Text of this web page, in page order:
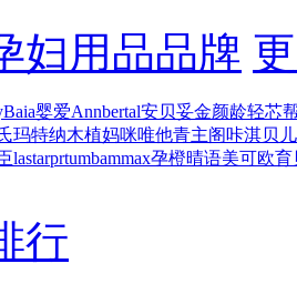
妇用品品牌
Baia婴爱Annbertal安贝妥金颜龄轻芯
玛特纳木植妈咪唯他青主阁咔淇贝儿
lastarprtumbammax孕橙晴语美可欧育
行